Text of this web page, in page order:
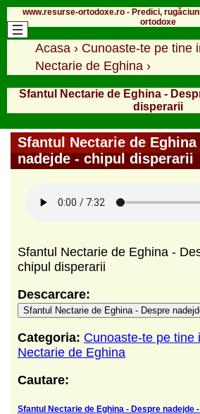
www.resurse-ortodoxe.ro - Predici,
ortodoxe
Acasa › Cunoaste-te pe tine
Nectarie de Eghina ›
Sfantul Nectarie de Eghina -
disperarii
Sfantul Nectarie de Eghina
nadejde - chipul disperarii
Sfantul Nectarie de Eghina -
chipul disperarii
Descarcare:
Sfantul Nectarie de Eghina - Despre
Categoria: Cunoaste-te pe tine
Nectarie de Eghina
Cautare:
Sfantul Nectarie de Eghina - Despre nadejde